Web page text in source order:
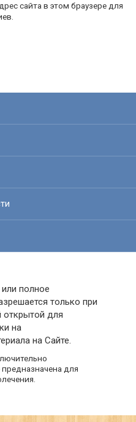
сайта в этом браузере для
полное
только при
открытой для
на
на Сайте.
для